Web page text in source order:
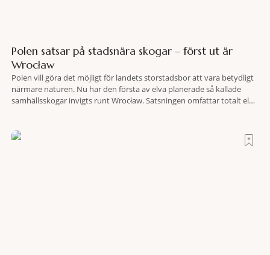
Polen satsar på stadsnära skogar – först ut är
Wrocław
Polen vill göra det möjligt för landets storstadsbor att vara betydligt
närmare naturen. Nu har den första av elva planerade så kallade
samhällsskogar invigts runt Wrocław. Satsningen omfattar totalt elva
fler människor ska kunna promenera, motionera